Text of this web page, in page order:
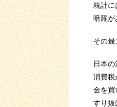
統計に
暗躍が
その
日本の
消費税
金を買
すり抜